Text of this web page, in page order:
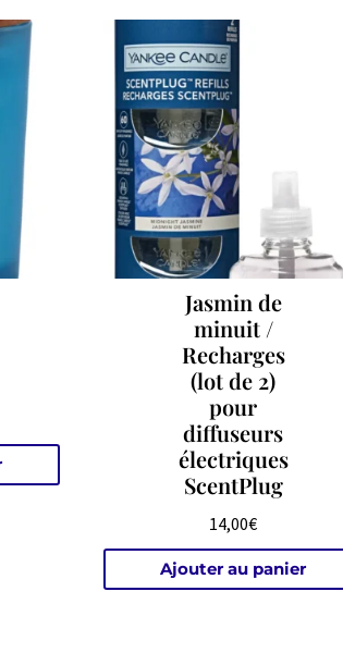
Jasmin de
minuit /
Recharges
(lot de 2)
pour
diffuseurs
électriques
ScentPlug
14,00€
Ajouter au panier